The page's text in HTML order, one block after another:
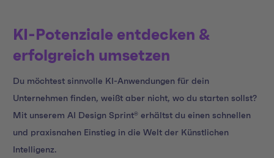
KI-Potenziale entdecken &
erfolgreich umsetzen
Du möchtest sinnvolle KI-Anwendungen für dein
Unternehmen finden, weißt aber nicht, wo du starten sollst?
Mit unserem AI Design Sprint® erhältst du einen schnellen
und praxisnahen Einstieg in die Welt der Künstlichen
Intelligenz.